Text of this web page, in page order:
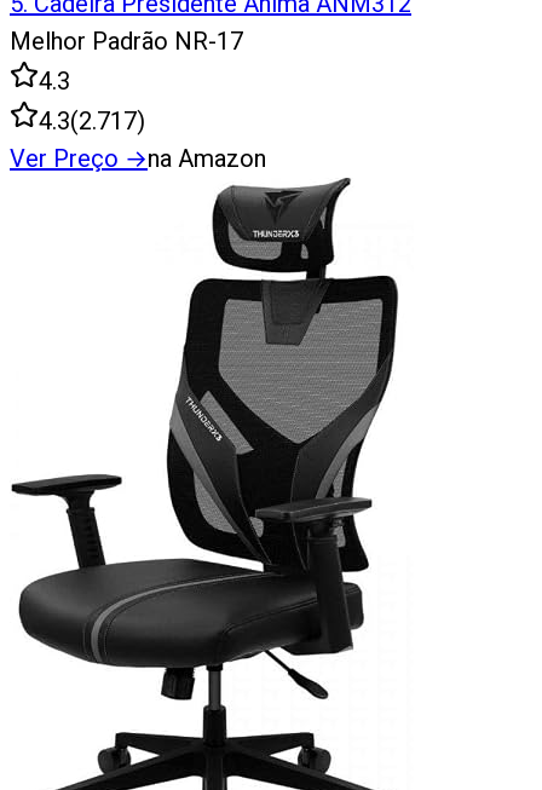
Melhor Padrão NR-17
4.3
4.3(2.717)
Ver Preço →na Amazon